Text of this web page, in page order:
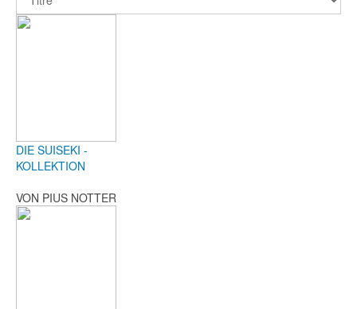
DIE SUISEKI -
KOLLEKTION
VON PIUS NOTTER